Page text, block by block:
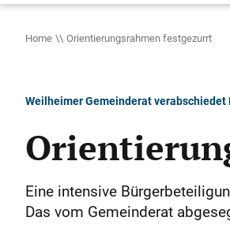
Home Orientierungsrahmen festgezurrt
Weilheimer Gemeinderat
Eine intensive
Das vom Gemeinderat